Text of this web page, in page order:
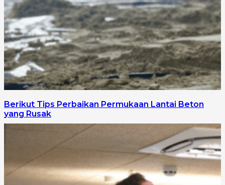
Berikut Tips Perbaikan Permukaan Lantai Beton
yang Rusak